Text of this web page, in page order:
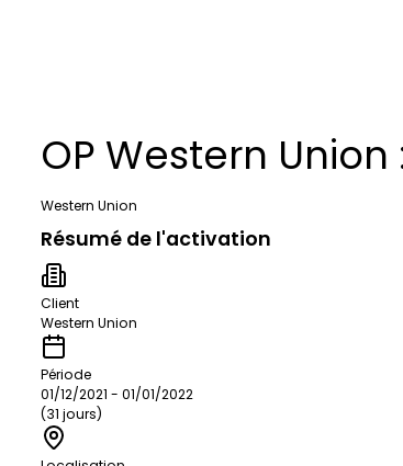
OP Western Union
Western Union
Résumé de l'activation
Client
Western Union
Période
01/12/2021 - 01/01/2022
(31 jours)